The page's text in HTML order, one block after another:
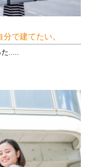
で建てたい。
.....